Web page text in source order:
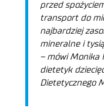
przed
transport do
najbardziej
mineralne i
– mówi Monika
dietetyk
Dietetycznego